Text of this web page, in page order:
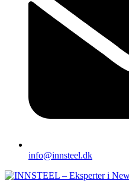
info@innsteel.dk